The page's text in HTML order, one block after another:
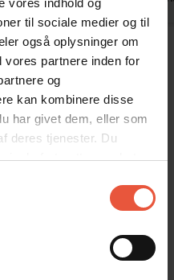
til sociale medier og til
også oplysninger om
vores partnere inden for
og
kan kombinere disse
har givet dem, eller som
deres tjenester. Du
du fortsætter med at